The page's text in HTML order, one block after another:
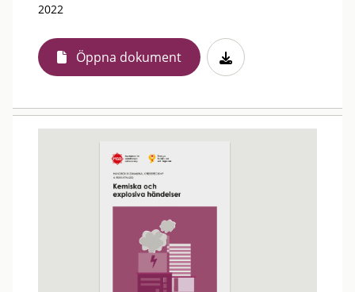
2022
Öppna dokument